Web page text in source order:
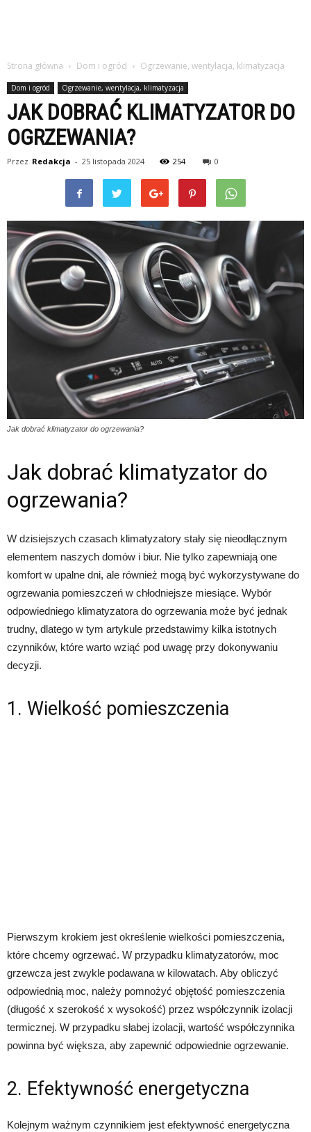
Strona główna Dom i ogród Ogrzewanie, wentylacja, klimatyzacja
Dom i ogród Ogrzewanie, wentylacja, klimatyzacja
JAK DOBRAĆ KLIMATYZATOR DO
OGRZEWANIA?
Przez Redakcja - 25 listopada 2024 254 0
Jak dobrać klimatyzator do ogrzewania?
Jak dobrać klimatyzator do
ogrzewania?
W dzisiejszych czasach klimatyzatory stały się nieodłącznym
elementem naszych domów i biur. Nie tylko zapewniają one
komfort w upalne dni, ale również mogą być wykorzystywane do
ogrzewania pomieszczeń w chłodniejsze miesiące. Wybór
odpowiedniego klimatyzatora do ogrzewania może być jednak
trudny, dlatego w tym artykule przedstawimy kilka istotnych
czynników, które warto wziąć pod uwagę przy dokonywaniu
decyzji.
1. Wielkość pomieszczenia
Pierwszym krokiem jest określenie wielkości pomieszczenia,
które chcemy ogrzewać. W przypadku klimatyzatorów, moc
grzewcza jest zwykle podawana w kilowatach. Aby obliczyć
odpowiednią moc, należy pomnożyć objętość pomieszczenia
(długość x szerokość x wysokość) przez współczynnik izolacji
termicznej. W przypadku słabej izolacji, wartość współczynnika
powinna być większa, aby zapewnić odpowiednie ogrzewanie.
2. Efektywność energetyczna
Kolejnym ważnym czynnikiem jest efektywność energetyczna